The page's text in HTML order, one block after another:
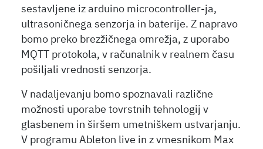
sestavljene iz arduino microcontroller-ja,
ultrasoničnega senzorja in baterije. Z napravo
bomo preko brezžičnega omrežja, z uporabo
MQTT protokola, v računalnik v realnem času
pošiljali vrednosti senzorja.
V nadaljevanju bomo spoznavali različne
možnosti uporabe tovrstnih tehnologij v
glasbenem in širšem umetniškem ustvarjanju.
V programu Ableton live in z vmesnikom Max